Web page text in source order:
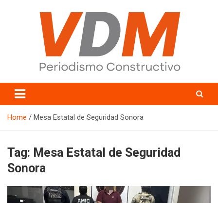
valledelmayo.com
Home Mesa Estatal de Seguridad Sonora
Tag: Mesa Estatal de Seguridad
Sonora